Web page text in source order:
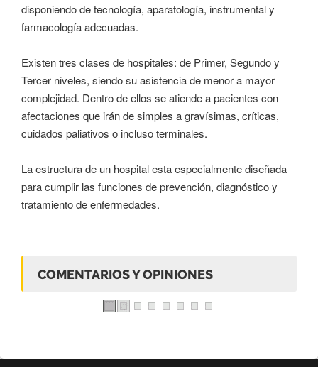
disponiendo de tecnología, aparatología, instrumental y
farmacología adecuadas.
Existen tres clases de hospitales: de Primer, Segundo y
Tercer niveles, siendo su asistencia de menor a mayor
complejidad. Dentro de ellos se atiende a pacientes con
afectaciones que irán de simples a gravísimas, críticas,
cuidados paliativos o incluso terminales.
La estructura de un hospital esta especialmente diseñada
para cumplir las funciones de prevención, diagnóstico y
tratamiento de enfermedades.
COMENTARIOS Y OPINIONES